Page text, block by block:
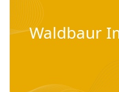
Waldbaur